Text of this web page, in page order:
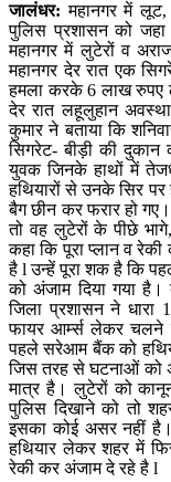
जालंधर: महानगर में लूट,
पुलिस प्रशासन को जहा
महानगर में लुटेरों व
महानगर देर रात एक
हमला करके 6 लाख रुपए
देर रात लहूलुहान
कुमार ने बताया कि
सिगरेट- बीड़ी की
युवक जिनके हाथों में
हथियारों से उनके सिर
बैग छीन कर फरार हो
तो वह लुटेरों के पीछे
कहा कि पूरा प्लान व
है l उन्हें पूरा शक है कि
को अंजाम दिया गया
जिला प्रशासन ने धारा
फायर आर्म्स लेकर चलने
पहले सरेआम बैंक को
जिस तरह से घटनाओं को
मात्र है। लुटेरों को
पुलिस दिखाने को तो
इसका कोई असर नहीं
हथियार लेकर शहर में
रेकी कर अंजाम दे रहे है l